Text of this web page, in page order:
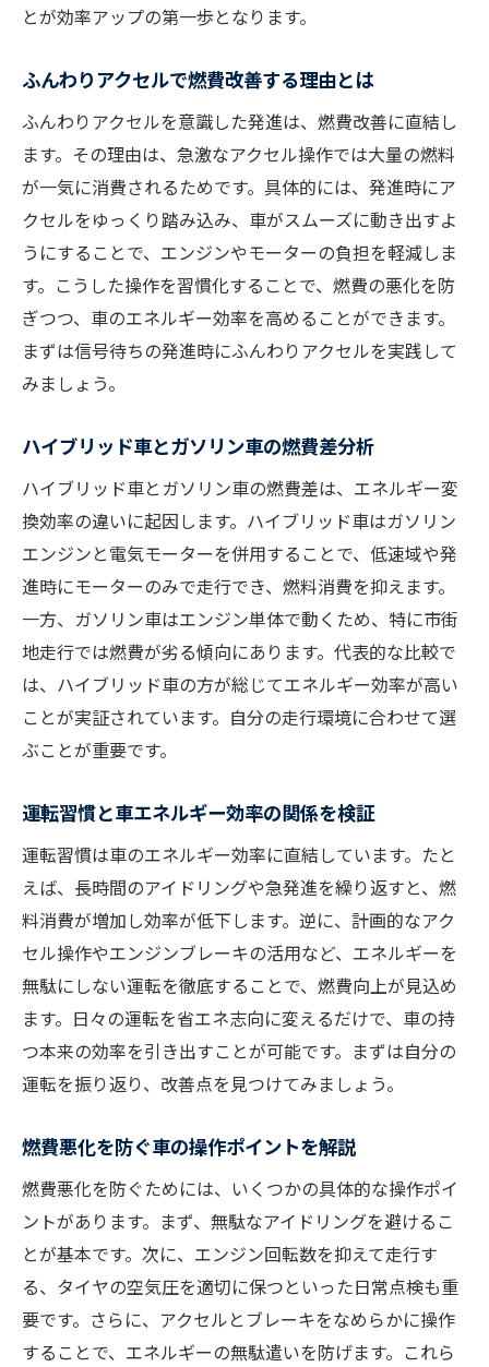
とが効率アップの第一歩となります。
ふんわりアクセルで燃費改善する理由とは
ふんわりアクセルを意識した発進は、燃費改善に直結し
ます。その理由は、急激なアクセル操作では大量の燃料
が一気に消費されるためです。具体的には、発進時にア
クセルをゆっくり踏み込み、車がスムーズに動き出すよ
うにすることで、エンジンやモーターの負担を軽減しま
す。こうした操作を習慣化することで、燃費の悪化を防
ぎつつ、車のエネルギー効率を高めることができます。
まずは信号待ちの発進時にふんわりアクセルを実践して
みましょう。
ハイブリッド車とガソリン車の燃費差分析
ハイブリッド車とガソリン車の燃費差は、エネルギー変
換効率の違いに起因します。ハイブリッド車はガソリン
エンジンと電気モーターを併用することで、低速域や発
進時にモーターのみで走行でき、燃料消費を抑えます。
一方、ガソリン車はエンジン単体で動くため、特に市街
地走行では燃費が劣る傾向にあります。代表的な比較で
は、ハイブリッド車の方が総じてエネルギー効率が高い
ことが実証されています。自分の走行環境に合わせて選
ぶことが重要です。
運転習慣と車エネルギー効率の関係を検証
運転習慣は車のエネルギー効率に直結しています。たと
えば、長時間のアイドリングや急発進を繰り返すと、燃
料消費が増加し効率が低下します。逆に、計画的なアク
セル操作やエンジンブレーキの活用など、エネルギーを
無駄にしない運転を徹底することで、燃費向上が見込め
ます。日々の運転を省エネ志向に変えるだけで、車の持
つ本来の効率を引き出すことが可能です。まずは自分の
運転を振り返り、改善点を見つけてみましょう。
燃費悪化を防ぐ車の操作ポイントを解説
燃費悪化を防ぐためには、いくつかの具体的な操作ポイ
ントがあります。まず、無駄なアイドリングを避けるこ
とが基本です。次に、エンジン回転数を抑えて走行す
る、タイヤの空気圧を適切に保つといった日常点検も重
要です。さらに、アクセルとブレーキをなめらかに操作
することで、エネルギーの無駄遣いを防げます。これら